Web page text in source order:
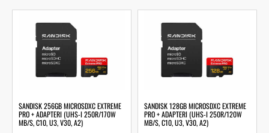
SANDISK 256GB MICROSDXC EXTREME
PRO + ADAPTERI (UHS-I 250R/170W
MB/S, C10, U3, V30, A2)
SANDISK 128GB MICROSDXC EXTREME
PRO + ADAPTERI (UHS-I 250R/120W
MB/S, C10, U3, V30, A2)